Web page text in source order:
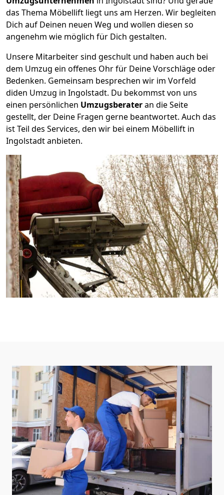
das Thema Möbellift liegt uns am Herzen. Wir begleiten
Dich auf Deinen neuen Weg und wollen diesen so
angenehm wie möglich für Dich gestalten.
Unsere Mitarbeiter sind geschult und haben auch bei
dem Umzug ein offenes Ohr für Deine Vorschläge oder
Bedenken. Gemeinsam besprechen wir im Vorfeld
diden Umzug in Ingolstadt. Du bekommst von uns
einen persönlichen Umzugsberateran die Seite
gestellt, der Deine Fragen gerne beantwortet. Auch das
ist Teil des Services, den wir bei einem Möbellift in
Ingolstadt anbieten.